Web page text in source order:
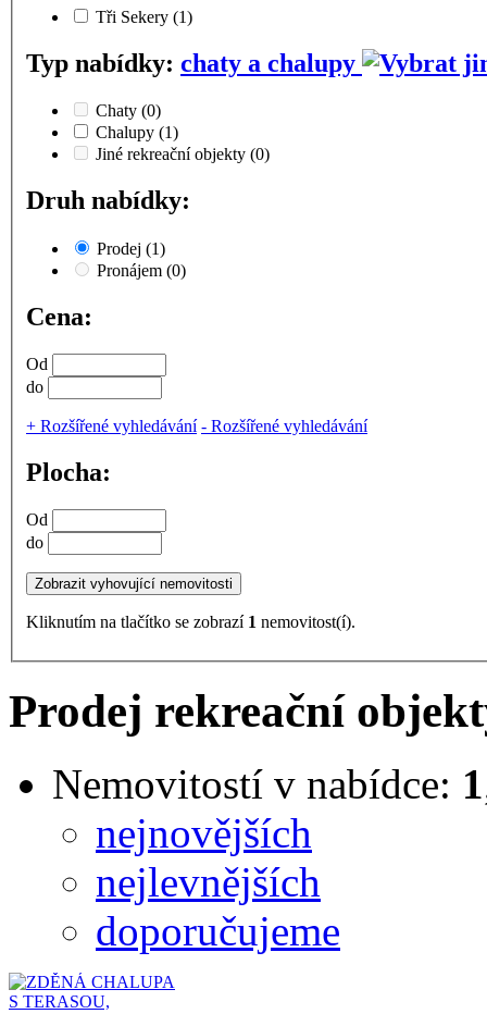
Tři Sekery (1)
Typ nabídky: chaty a chalupy
Chaty (0)
Chalupy (1)
Jiné rekreační objekty (0)
Druh nabídky:
Prodej (1)
Pronájem (0)
Cena:
Od
do
+ Rozšířené vyhledávání - Rozšířené vyhledávání
Plocha:
Od
do
Kliknutím na tlačítko se zobrazí 1 nemovitost(í).
Prodej rekreační
Nemovitostí v nabídce: 1
nejnovějších
nejlevnějších
doporučujeme